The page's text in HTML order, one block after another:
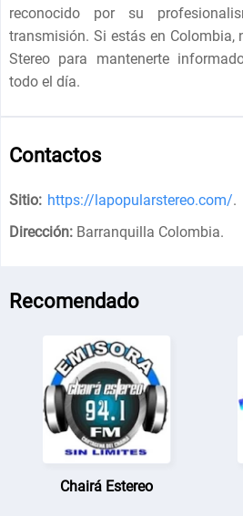
reconocido por su
transmisión. Si estás en Colombia,
Stereo para mantenerte
todo el día.
Contactos
Sitio: https://lapopularstereo.com/.
Dirección: Barranquilla Colombia.
Recomendado
Chairá Estereo